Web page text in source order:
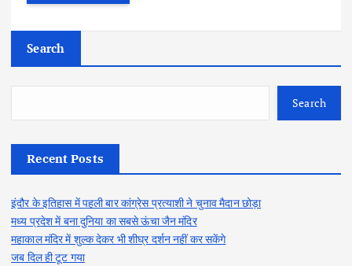
Search
Search
Recent Posts
इंदौर के इतिहास में पहली बार कांग्रेस प्रत्याशी ने चुनाव मैदान छोड़ा
मध्य प्रदेश में बना दुनिया का सबसे ऊंचा जैन मंदिर
महाकाल मंदिर में शुल्क देकर भी शीघ्र दर्शन नहीं कर सकेंगे
जब दिल ही टूट गया